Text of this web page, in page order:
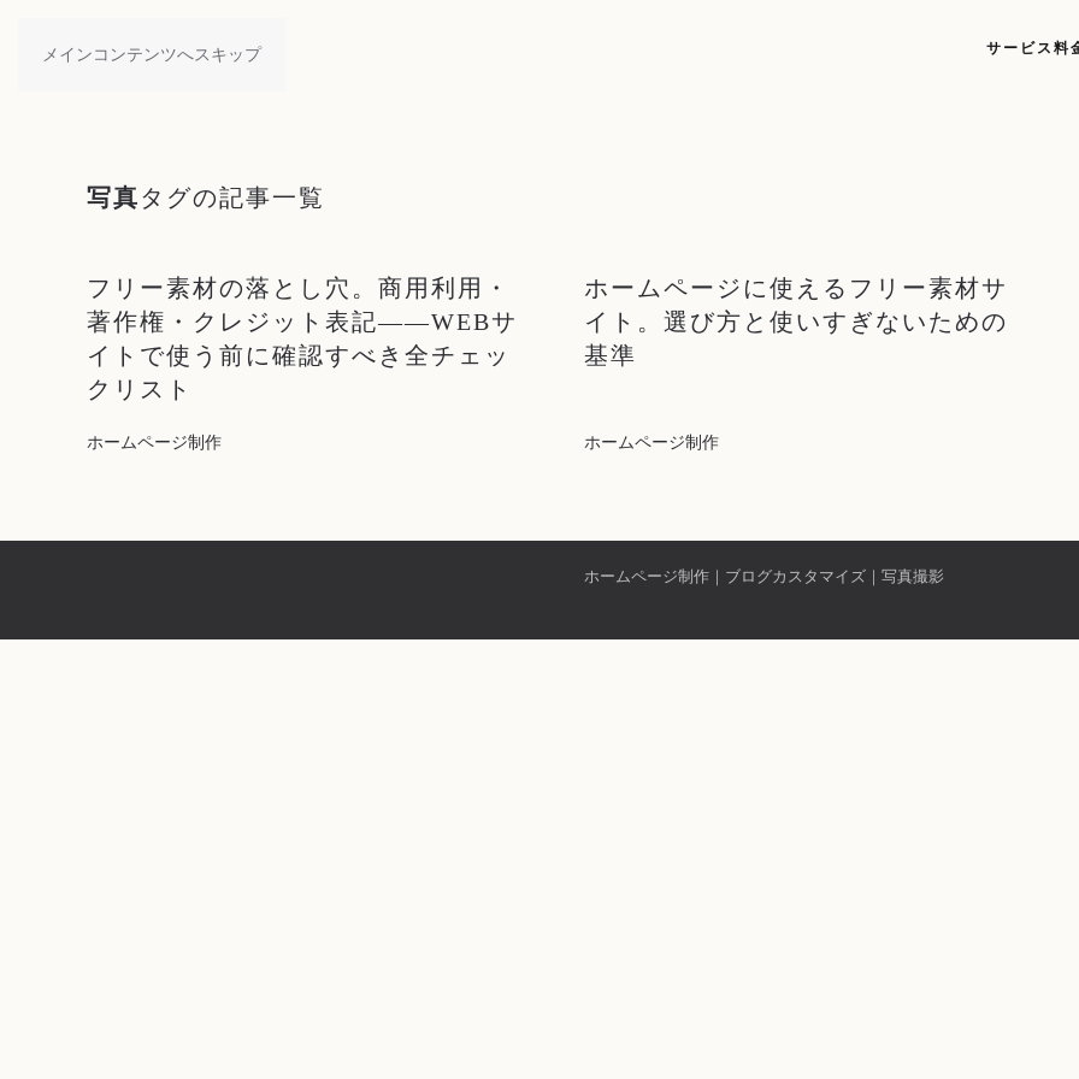
メインコンテンツへスキップ サービス 料
写真タグの記事一覧
フリー素材の落とし穴。商用利用・
著作権・クレジット表記——WEBサ
イトで使う前に確認すべき全チェッ
クリスト
ホームページ制作
ホームページに使えるフリー素材サ
イト。選び方と使いすぎないための
基準
ホームページ制作
ホームページ制作｜ブログカスタマイズ｜写真撮影